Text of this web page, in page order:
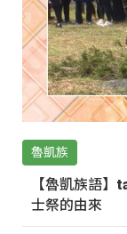
魯凱族
【魯凱族語
士祭的由來